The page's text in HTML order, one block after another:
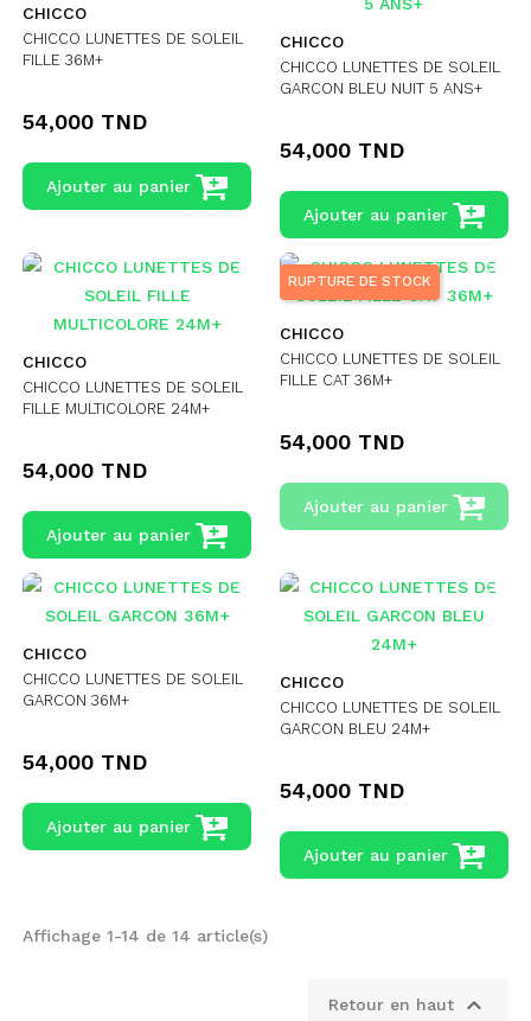
CHICCO
CHICCO LUNETTES DE SOLEIL
FILLE 36M+
54,000 TND
Ajouter au panier
CHICCO
CHICCO LUNETTES DE SOLEIL
GARCON BLEU NUIT 5 ANS+
54,000 TND
Ajouter au panier
CHICCO
CHICCO LUNETTES DE SOLEIL
FILLE MULTICOLORE 24M+
54,000 TND
Ajouter au panier
RUPTURE DE STOCK
CHICCO
CHICCO LUNETTES DE SOLEIL
FILLE CAT 36M+
54,000 TND
Ajouter au panier
CHICCO
CHICCO LUNETTES DE SOLEIL
GARCON 36M+
54,000 TND
Ajouter au panier
CHICCO
CHICCO LUNETTES DE SOLEIL
GARCON BLEU 24M+
54,000 TND
Ajouter au panier
Affichage 1-14 de 14 article(s)
Retour en haut 